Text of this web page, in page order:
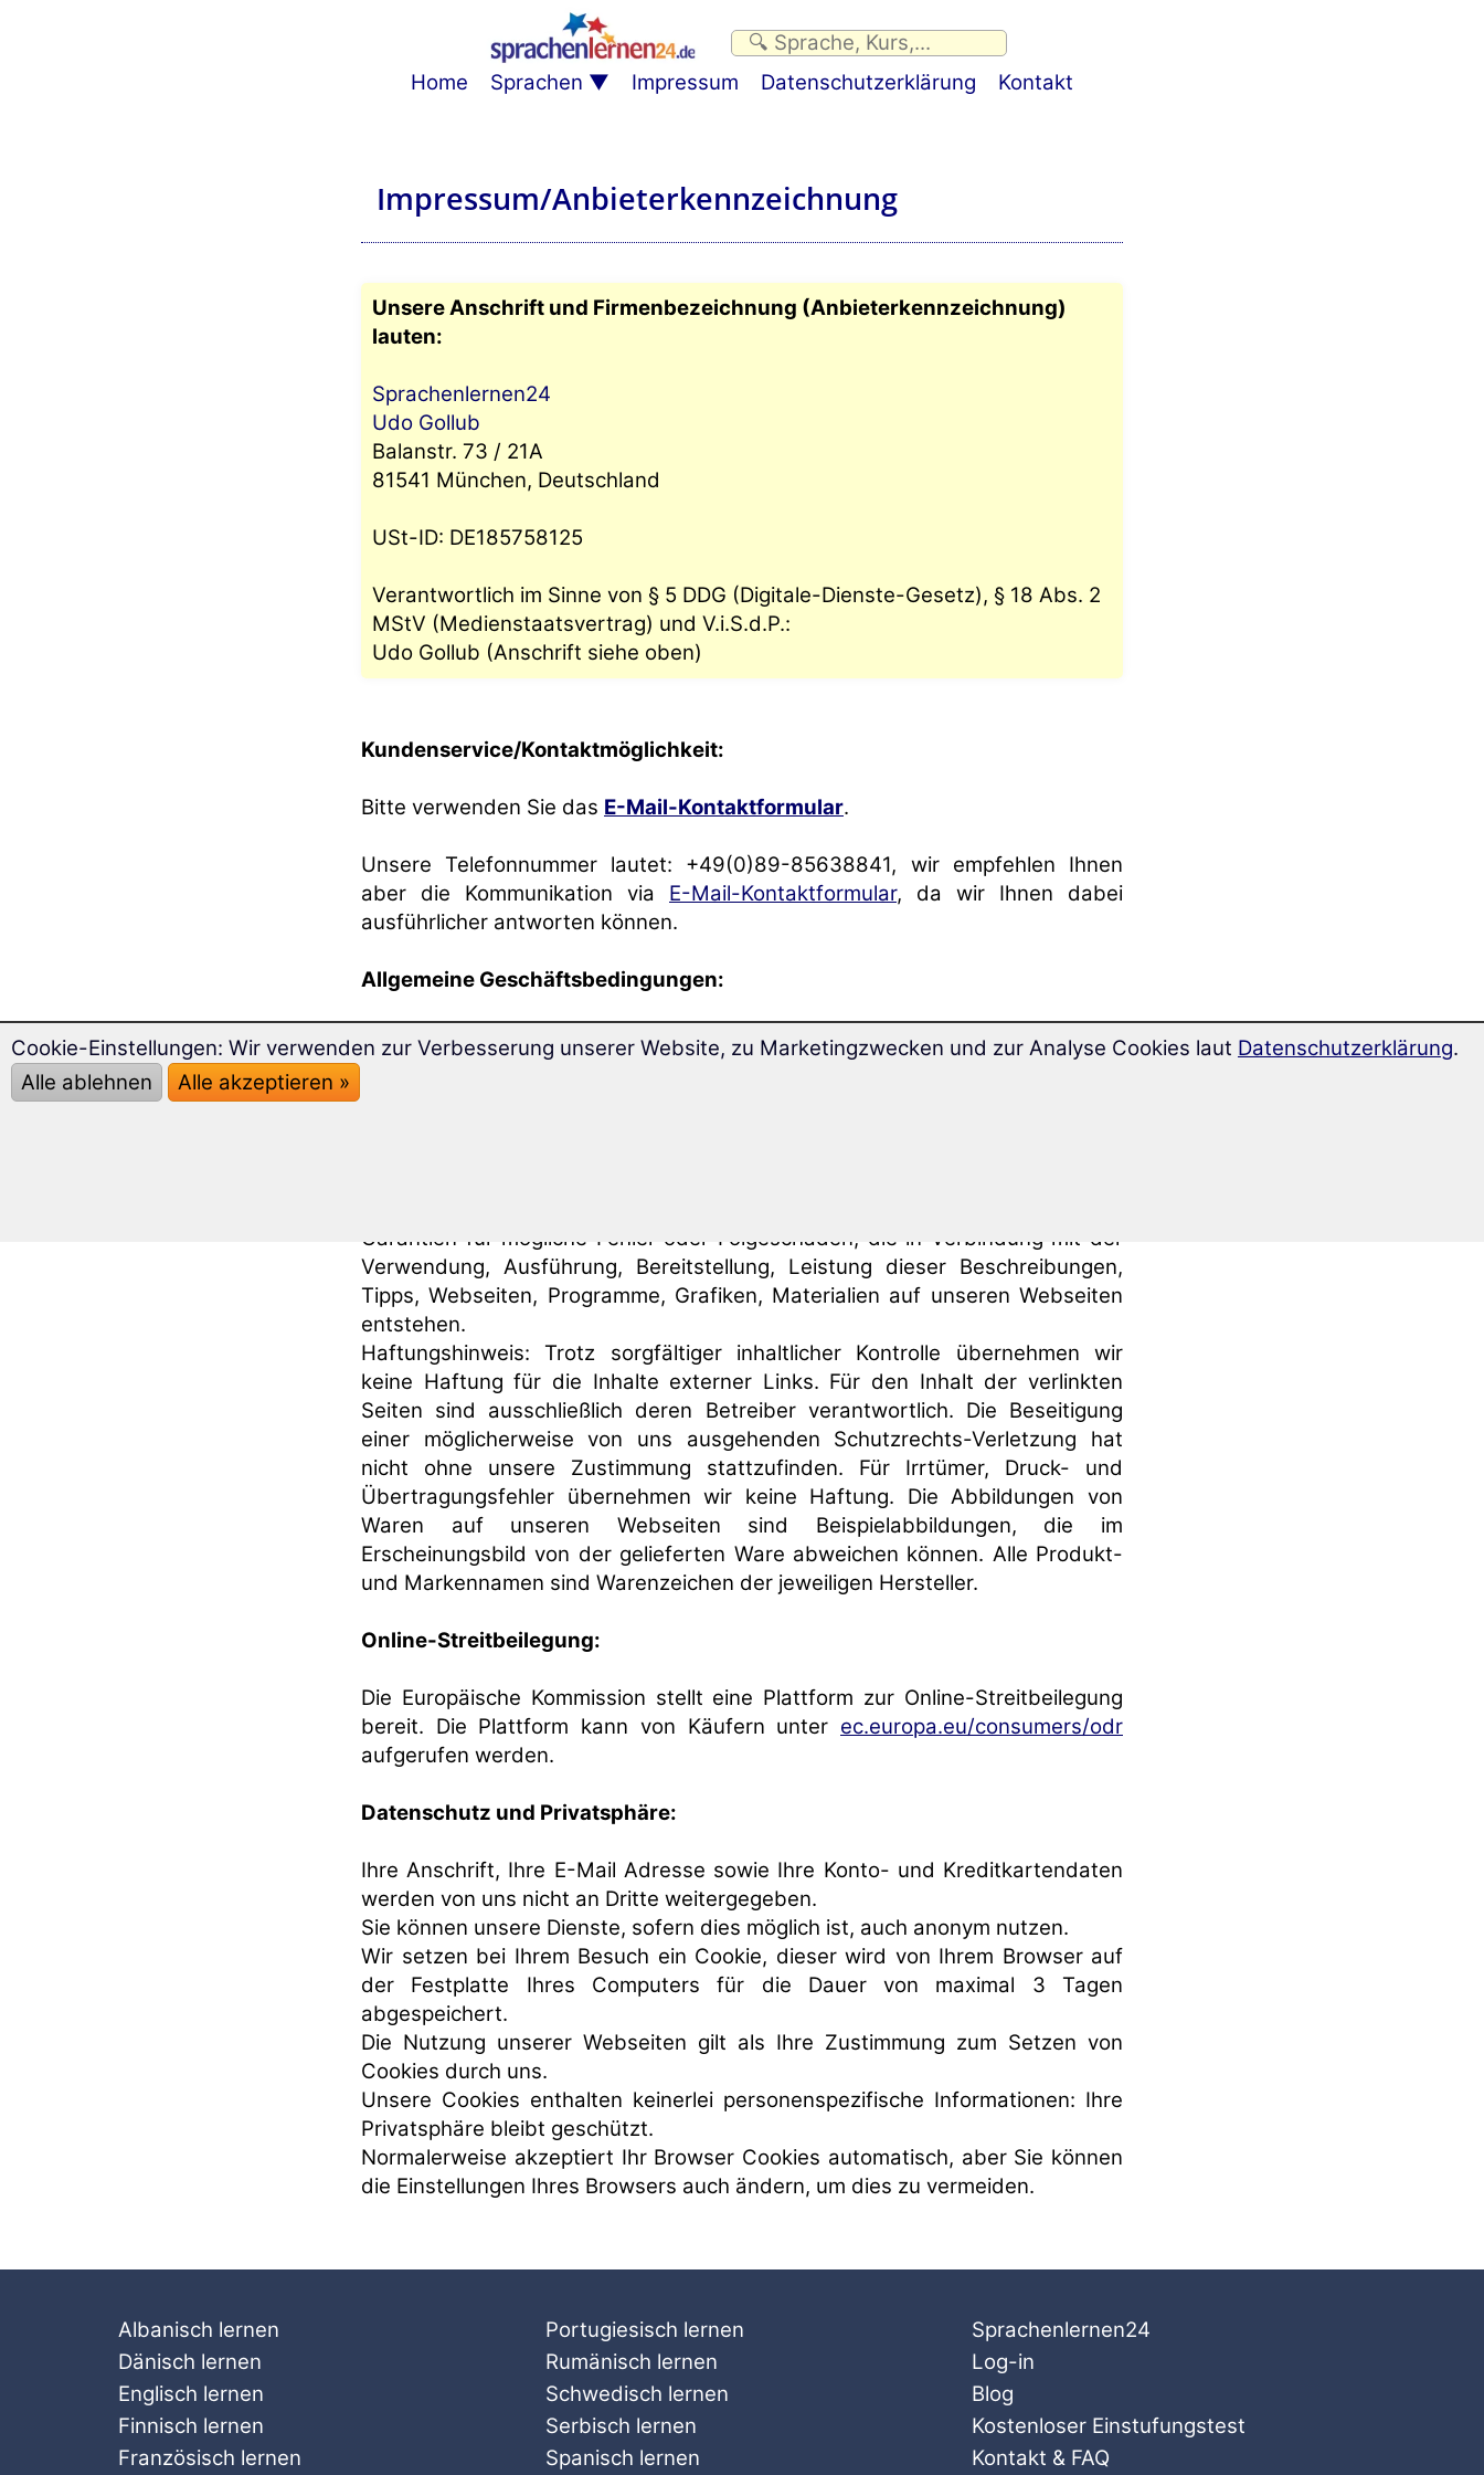
Home Sprachen Impressum Datenschutzerklärung Kontakt
Impressum/Anbieterkennzeichnung
Unsere Anschrift und Firmenbezeichnung (Anbieterkennzeichnung)
lauten:
Sprachenlernen24
Udo Gollub
Balanstr. 73 / 21A
81541 München, Deutschland
USt-ID: DE185758125
Verantwortlich im Sinne von § 5 DDG (Digitale-Dienste-Gesetz), § 18 Abs. 2
MStV (Medienstaatsvertrag) und V.i.S.d.P.:
Udo Gollub (Anschrift siehe oben)
Kundenservice/Kontaktmöglichkeit:
Bitte verwenden Sie das E-Mail-Kontaktformular.
Unsere Telefonnummer lautet: +49(0)89-85638841, wir empfehlen Ihnen
aber die Kommunikation via E-Mail-Kontaktformular, da wir Ihnen dabei
ausführlicher antworten können.
Allgemeine Geschäftsbedingungen:
Es gelten unsereAGB.
Garantien für mögliche Fehler oder Folgeschäden, die in Verbindung mit der
Verwendung, Ausführung, Bereitstellung, Leistung dieser Beschreibungen,
Tipps, Webseiten, Programme, Grafiken, Materialien auf unseren Webseiten
entstehen.
Haftungshinweis: Trotz sorgfältiger inhaltlicher Kontrolle übernehmen wir
keine Haftung für die Inhalte externer Links. Für den Inhalt der verlinkten
Seiten sind ausschließlich deren Betreiber verantwortlich. Die Beseitigung
einer möglicherweise von uns ausgehenden Schutzrechts-Verletzung hat
nicht ohne unsere Zustimmung stattzufinden. Für Irrtümer, Druck- und
Übertragungsfehler übernehmen wir keine Haftung. Die Abbildungen von
Waren auf unseren Webseiten sind Beispielabbildungen, die im
Erscheinungsbild von der gelieferten Ware abweichen können. Alle Produkt-
und Markennamen sind Warenzeichen der jeweiligen Hersteller.
Online-Streitbeilegung:
Die Europäische Kommission stellt eine Plattform zur Online-Streitbeilegung
bereit. Die Plattform kann von Käufern unter ec.europa.eu/consumers/odr
aufgerufen werden.
Datenschutz und Privatsphäre:
Ihre Anschrift, Ihre E-Mail Adresse sowie Ihre Konto- und Kreditkartendaten
werden von uns nicht an Dritte weitergegeben.
Sie können unsere Dienste, sofern dies möglich ist, auch anonym nutzen.
Wir setzen bei Ihrem Besuch ein Cookie, dieser wird von Ihrem Browser auf
der Festplatte Ihres Computers für die Dauer von maximal 3 Tagen
abgespeichert.
Die Nutzung unserer Webseiten gilt als Ihre Zustimmung zum Setzen von
Cookies durch uns.
Unsere Cookies enthalten keinerlei personenspezifische Informationen: Ihre
Privatsphäre bleibt geschützt.
Normalerweise akzeptiert Ihr Browser Cookies automatisch, aber Sie können
die Einstellungen Ihres Browsers auch ändern, um dies zu vermeiden.
Albanisch lernen
Dänisch lernen
Englisch lernen
Finnisch lernen
Französisch lernen
Portugiesisch lernen
Rumänisch lernen
Schwedisch lernen
Serbisch lernen
Spanisch lernen
Sprachenlernen24
Log-in
Blog
Kostenloser Einstufungstest
Kontakt & FAQ
Cookie-Einstellungen: Wir verwenden zur Verbesserung unserer Website, zu Marketingzwecken und zur Analyse Cookies laut Datenschutzerklärung.
Alle ablehnen
Alle akzeptieren »